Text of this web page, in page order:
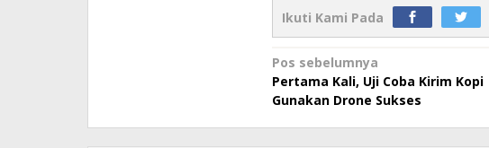
Ikuti Kami Pada
Navigasi
pos
Pos sebelumnya
Pertama Kali, Uji Coba Kirim Kopi
Gunakan Drone Sukses